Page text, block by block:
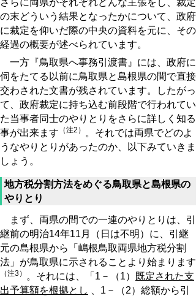
さらに両県がそれぞれどんな主張をし、裁定
の末どういう結果となったかについて、政府
に裁定を仰いだ際の中央の資料を元に、その
経過の概要が述べられています。
一方『鳥取県へ事務引渡書』には、政府に
伺をたてる以前に鳥取県と島根県の間で直接
交わされた文書が残されています。したがっ
て、政府裁定に持ち込む前段階で行われてい
た当事者同士のやりとりをさらに詳しく知る
事が出来ます （注2）
。それでは両県でどのよ
うなやりとりがあったのか、以下みていきま
しょう。
地方税分割方法をめぐる鳥取県と島根県の
やりとり
まず、両県の間での一連のやりとりは、引
継前の明治14年11月（日は不明）に、引継
元の島根県から「嶋根鳥取両県地方税分割
法」が鳥取県に示されることより始まります
（注3） 。それには、「1－（1）
既定された支
出予算額を根拠とし
、1－（2）総額から引